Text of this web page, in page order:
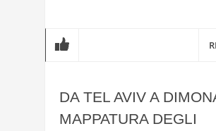
DA TEL AVIV A
MAPPATURA DEGLI